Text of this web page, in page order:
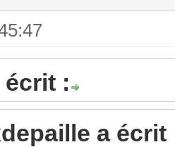
:
a écrit